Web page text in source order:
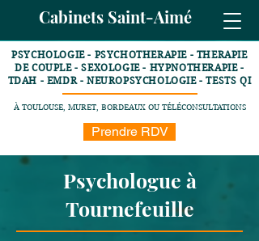
Cabinets Saint-Aimé
PSYCHOLOGIE - PSYCHOTHERAPIE - THERAPIE
DE COUPLE - SEXOLOGIE - HYPNOTHERAPIE -
TDAH - EMDR - NEUROPSYCHOLOGIE - TESTS QI
À TOULOUSE, MURET, BORDEAUX OU TÉLÉCONSULTATIONS
Prendre RDV
Psychologue à
Tournefeuille